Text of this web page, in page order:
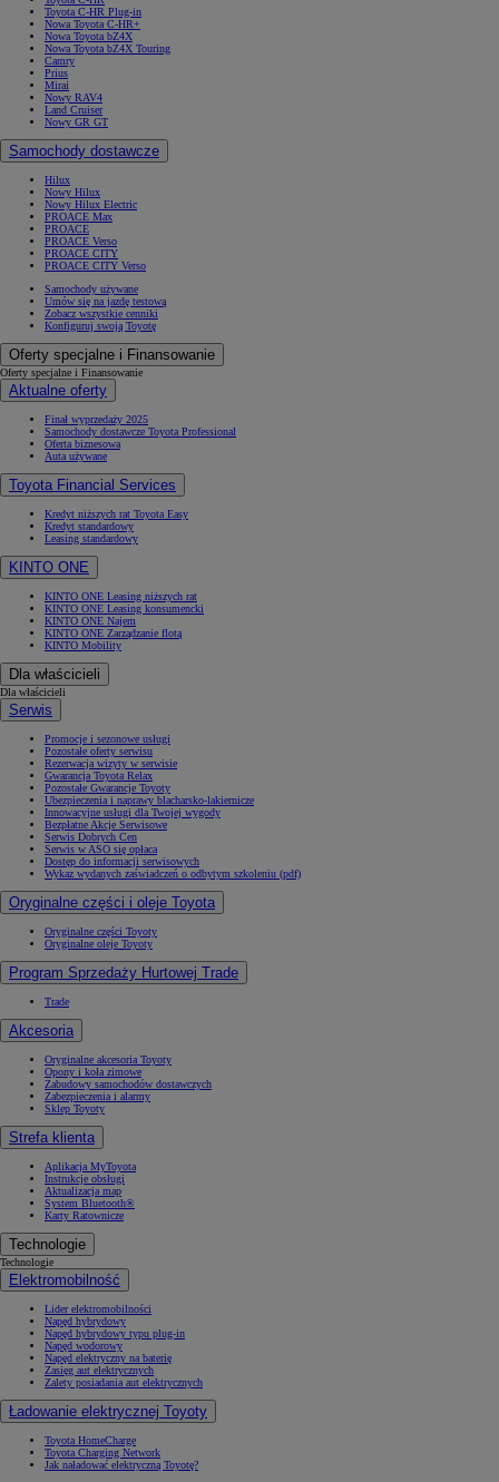
Toyota C-HR Plug-in
Nowa Toyota C-HR+
Nowa Toyota bZ4X
Nowa Toyota bZ4X Touring
Camry
Prius
Mirai
Nowy RAV4
Land Cruiser
Nowy GR GT
Samochody dostawcze
Hilux
Nowy Hilux
Nowy Hilux Electric
PROACE Max
PROACE
PROACE Verso
PROACE CITY
PROACE CITY Verso
Samochody używane
Umów się na jazdę testową
Zobacz wszystkie cenniki
Konfiguruj swoją Toyotę
Oferty specjalne i Finansowanie
Oferty specjalne i Finansowanie
Aktualne oferty
Finał wyprzedaży 2025
Samochody dostawcze Toyota Professional
Oferta biznesowa
Auta używane
Toyota Financial Services
Kredyt niższych rat Toyota Easy
Kredyt standardowy
Leasing standardowy
KINTO ONE
KINTO ONE Leasing niższych rat
KINTO ONE Leasing konsumencki
KINTO ONE Najem
KINTO ONE Zarządzanie flotą
KINTO Mobility
Dla właścicieli
Dla właścicieli
Serwis
Promocje i sezonowe usługi
Pozostałe oferty serwisu
Rezerwacja wizyty w serwisie
Gwarancja Toyota Relax
Pozostałe Gwarancje Toyoty
Ubezpieczenia i naprawy blacharsko-lakiernicze
Innowacyjne usługi dla Twojej wygody
Bezpłatne Akcje Serwisowe
Serwis Dobrych Cen
Serwis w ASO się opłaca
Dostęp do informacji serwisowych
Wykaz wydanych zaświadczeń o odbytym szkoleniu (pdf)
Oryginalne części i oleje Toyota
Oryginalne części Toyoty
Oryginalne oleje Toyoty
Program Sprzedaży Hurtowej Trade
Trade
Akcesoria
Oryginalne akcesoria Toyoty
Opony i koła zimowe
Zabudowy samochodów dostawczych
Zabezpieczenia i alarmy
Sklep Toyoty
Strefa klienta
Aplikacja MyToyota
Instrukcje obsługi
Aktualizacja map
System Bluetooth®
Karty Ratownicze
Technologie
Technologie
Elektromobilność
Lider elektromobilności
Napęd hybrydowy
Napęd hybrydowy typu plug-in
Napęd wodorowy
Napęd elektryczny na baterię
Zasięg aut elektrycznych
Zalety posiadania aut elektrycznych
Ładowanie elektrycznej Toyoty
Toyota HomeCharge
Toyota Charging Network
Jak naładować elektryczną Toyotę?